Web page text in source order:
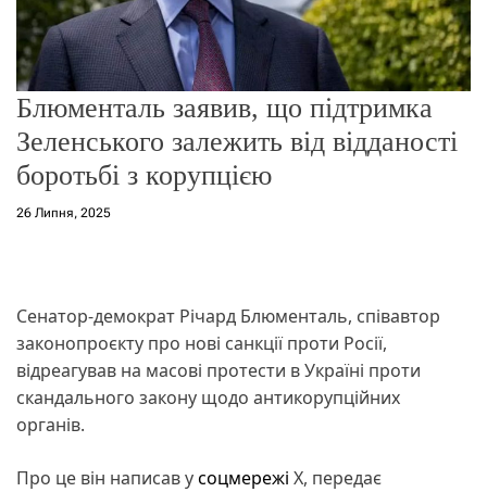
Блюменталь заявив, що підтримка
Зеленського залежить від відданості
боротьбі з корупцією
26 Липня, 2025
Сенатор-демократ Річард Блюменталь, співавтор
законопроєкту про нові санкції проти Росії,
відреагував на масові протести в Україні проти
скандального закону щодо антикорупційних
органів.
Про це він написав усоцмережі X, передає